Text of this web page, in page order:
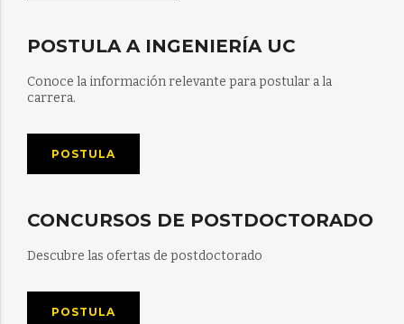
POSTULA A INGENIERÍA UC
Conoce la información relevante para postular a la
carrera.
POSTULA
CONCURSOS DE POSTDOCTORADO
Descubre las ofertas de postdoctorado
POSTULA